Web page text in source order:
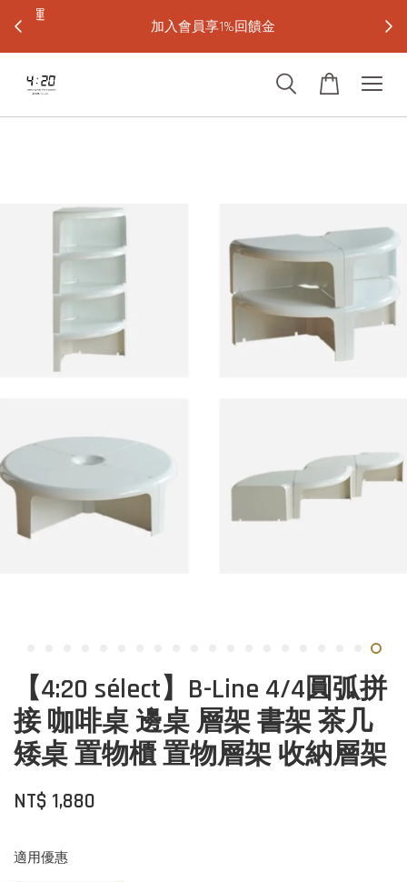
加入會員享1%回饋金
【4:20 sélect】B-Line 4/4圓弧拼
接 咖啡桌 邊桌 層架 書架 茶几
矮桌 置物櫃 置物層架 收納層架
NT$ 1,880
適用優惠